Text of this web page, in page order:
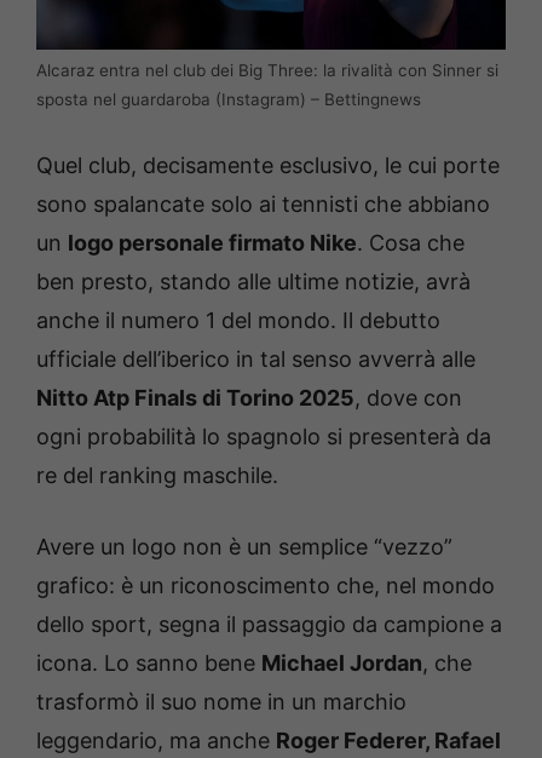
Alcaraz entra nel club dei Big Three: la rivalità con Sinner si
sposta nel guardaroba (Instagram) – Bettingnews
Quel club, decisamente esclusivo, le cui porte
sono spalancate solo ai tennisti che abbiano
un logo personale firmato Nike. Cosa che
ben presto, stando alle ultime notizie, avrà
anche il numero 1 del mondo. Il debutto
ufficiale dell’iberico in tal senso avverrà alle
Nitto Atp Finals di Torino 2025, dove con
ogni probabilità lo spagnolo si presenterà da
re del ranking maschile.
Avere un logo non è un semplice “vezzo”
grafico: è un riconoscimento che, nel mondo
dello sport, segna il passaggio da campione a
icona. Lo sanno bene Michael Jordan, che
trasformò il suo nome in un marchio
leggendario, ma anche Roger Federer, Rafael